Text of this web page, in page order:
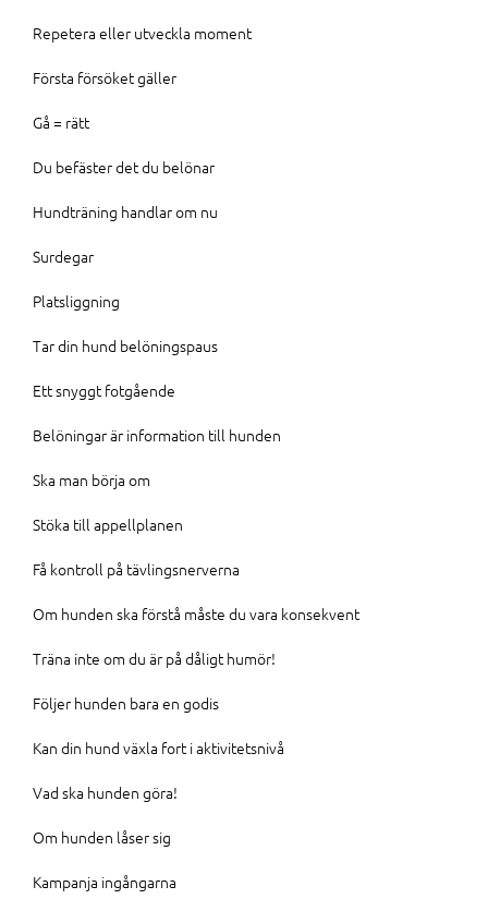
Repetera eller utveckla moment
Första försöket gäller
Gå = rätt
Du befäster det du belönar
Hundträning handlar om nu
Surdegar
Platsliggning
Tar din hund belöningspaus
Ett snyggt fotgående
Belöningar är information till hunden
Ska man börja om
Stöka till appellplanen
Få kontroll på tävlingsnerverna
Om hunden ska förstå måste du vara konsekvent
Träna inte om du är på dåligt humör!
Följer hunden bara en godis
Kan din hund växla fort i aktivitetsnivå
Vad ska hunden göra!
Om hunden låser sig
Kampanja ingångarna